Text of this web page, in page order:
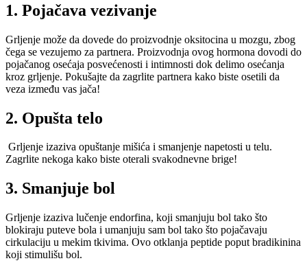
1. Pojačava vezivanje
Grljenje može da dovede do proizvodnje oksitocina u mozgu, zbog
čega se vezujemo za partnera. Proizvodnja ovog hormona dovodi do
pojačanog osećaja posvećenosti i intimnosti dok delimo osećanja
kroz grljenje. Pokušajte da zagrlite partnera kako biste osetili da
veza između vas jača!
2. Opušta telo
Grljenje izaziva opuštanje mišića i smanjenje napetosti u telu.
Zagrlite nekoga kako biste oterali svakodnevne brige!
3. Smanjuje bol
Grljenje izaziva lučenje endorfina, koji smanjuju bol tako što
blokiraju puteve bola i umanjuju sam bol tako što pojačavaju
cirkulaciju u mekim tkivima. Ovo otklanja peptide poput bradikinina
koji stimulišu bol.